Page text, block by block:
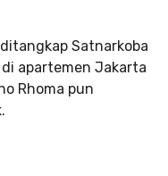
Satnarkoba
apartemen Jakarta
Rhoma pun